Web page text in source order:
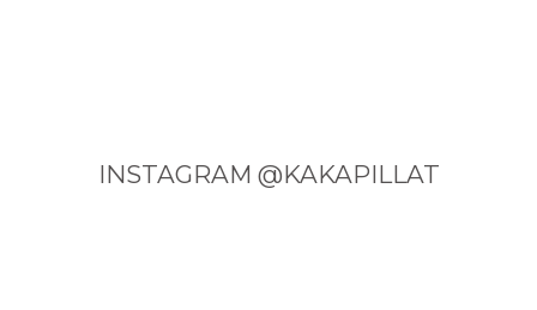
INSTAGRAM @KAKAPILLAT